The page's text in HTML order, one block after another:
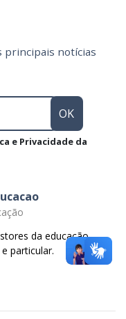
principais notícias
e Privacidade da
da educação
particular.